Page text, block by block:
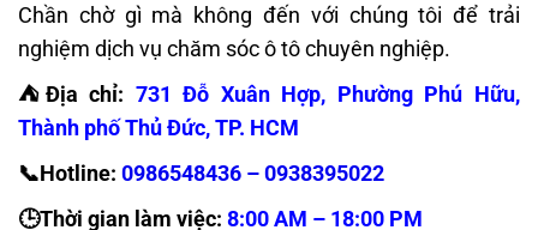
Chần chờ gì mà không đến với chúng tôi để trải
nghiệm dịch vụ chăm sóc ô tô chuyên nghiệp.
⛺️Địa chỉ: 731 Đỗ Xuân Hợp, Phường Phú Hữu,
Thành phố Thủ Đức, TP. HCM
📞Hotline: 0986548436 – 0938395022
🕒Thời gian làm việc: 8:00 AM – 18:00 PM